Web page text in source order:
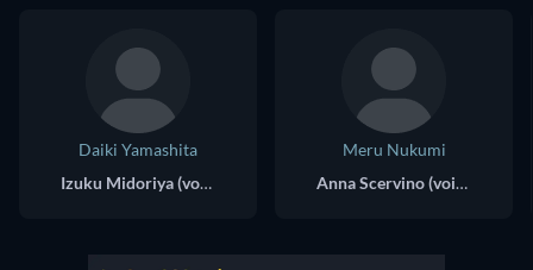
Daiki Yamashita
Izuku Midoriya (voice)
Meru Nukumi
Anna Scervino (voice)